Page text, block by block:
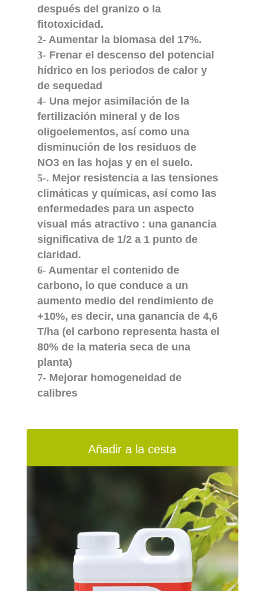
después del granizo o la
fitotoxicidad.
2-Aumentar la biomasa del 17%.
3-Frenar el descenso del potencial
hídrico en los periodos de calor y
de sequedad
4-Una mejor asimilación de la
fertilización mineral y de los
oligoelementos, así como una
disminución de los residuos de
NO3 en las hojas y en el suelo.
5-. Mejor resistencia a las tensiones
climáticas y químicas, así como las
enfermedades para un aspecto
visual más atractivo : una ganancia
significativa de 1/2 a 1 punto de
claridad.
6-Aumentar el contenido de
carbono, lo que conduce a un
aumento medio del rendimiento de
+10%, es decir, una ganancia de 4,6
T/ha (el carbono representa hasta el
80% de la materia seca de una
planta)
7-Mejorar homogeneidad de
calibres
Añadir a la cesta